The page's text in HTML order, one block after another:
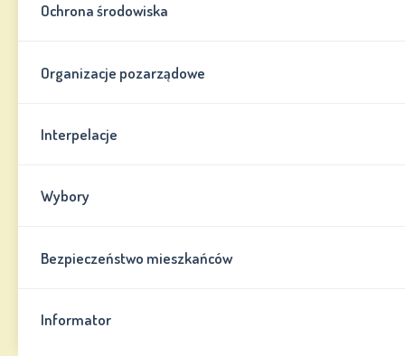
Ochrona środowiska
Organizacje pozarządowe
Interpelacje
Wybory
Bezpieczeństwo mieszkańców
Informator